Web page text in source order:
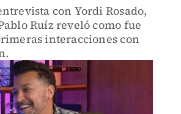
con Yordi Rosado,
Ruíz reveló como fue
interacciones con